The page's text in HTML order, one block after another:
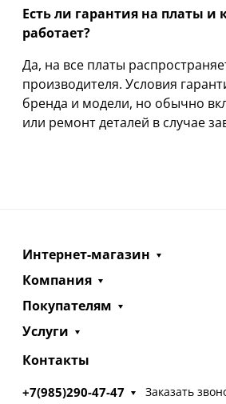
Есть ли гарантия на платы и
работает?
Да, на все платы
производителя. Условия
бренда и модели, но обычно
или ремонт деталей в случае
Интернет-магазин
Компания
Покупателям
Услуги
Контакты
+7(985)290-47-47 Заказать